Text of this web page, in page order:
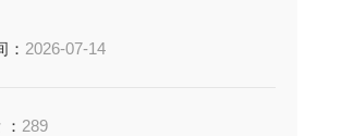
： 2026-07-14
289